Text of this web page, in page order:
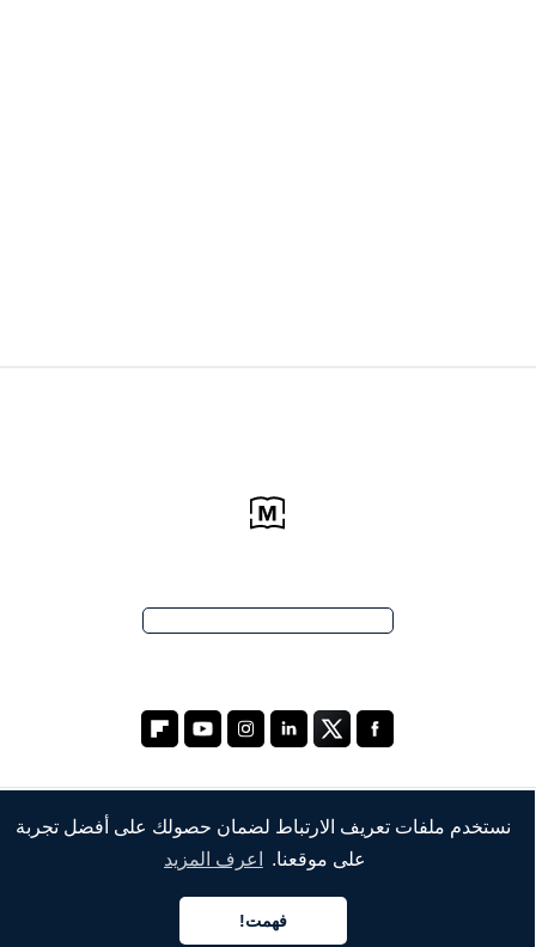
نستخدم ملفات تعريف الارتباط لضمان حصولك على أفضل تجربة
على موقعنا.
اعرف المزيد
فهمت!
الشركة
خدماتنا
العربية